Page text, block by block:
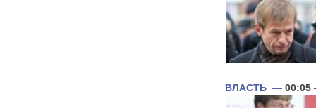
ВЛАСТЬ — 00:05